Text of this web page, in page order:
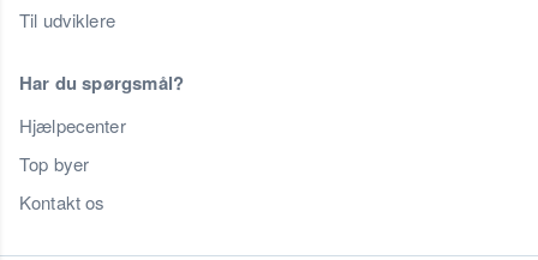
Til udviklere
Har du spørgsmål?
Hjælpecenter
Top byer
Kontakt os